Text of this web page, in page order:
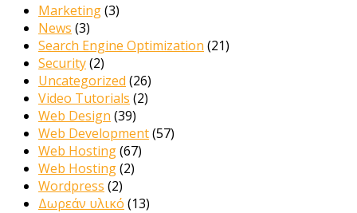
Marketing(3)
News (3)
Search Engine Optimization (21)
Security(2)
Uncategorized (26)
Video Tutorials (2)
Web Design (39)
Web Development(57)
Web Hosting(67)
Web Hosting(2)
Wordpress (2)
Δωρεάν υλικό (13)